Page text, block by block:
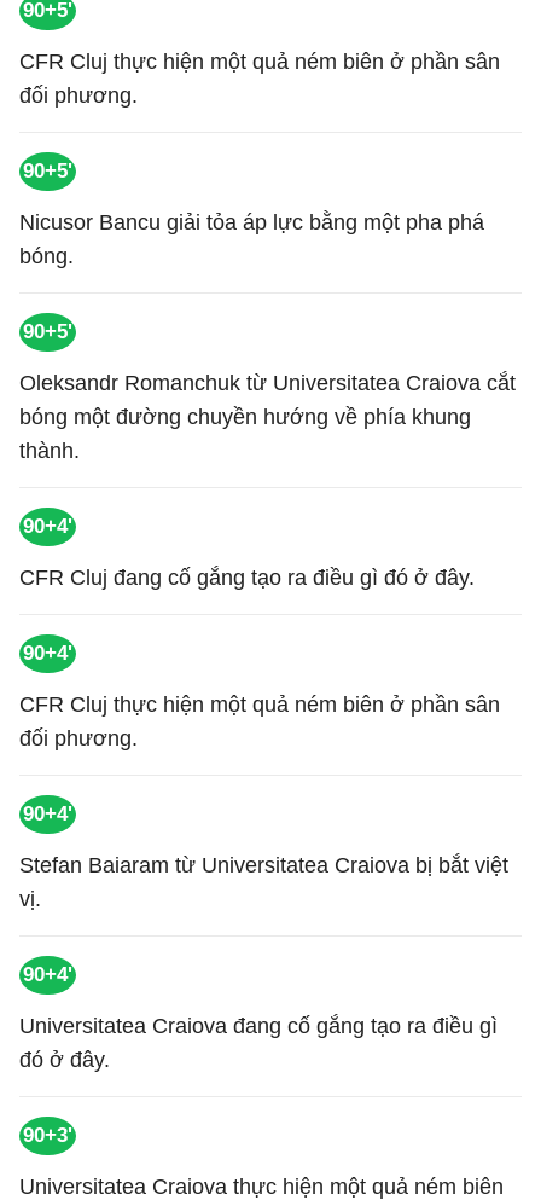
90+5'
CFR Cluj thực hiện một quả ném biên ở phần sân
đối phương.
90+5'
Nicusor Bancu giải tỏa áp lực bằng một pha phá
bóng.
90+5'
Oleksandr Romanchuk từ Universitatea Craiova cắt
bóng một đường chuyền hướng về phía khung
thành.
90+4'
CFR Cluj đang cố gắng tạo ra điều gì đó ở đây.
90+4'
CFR Cluj thực hiện một quả ném biên ở phần sân
đối phương.
90+4'
Stefan Baiaram từ Universitatea Craiova bị bắt việt
vị.
90+4'
Universitatea Craiova đang cố gắng tạo ra điều gì
đó ở đây.
90+3'
Universitatea Craiova thực hiện một quả ném biên